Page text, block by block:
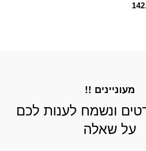
מעוניינים !!
ונשמח לענות לכם
על שאלה